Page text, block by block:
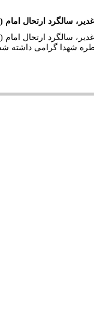
ارتحال امام (ره) و
شهدا گرامی داشته